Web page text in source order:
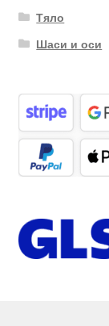
Тяло
Шаси и оси